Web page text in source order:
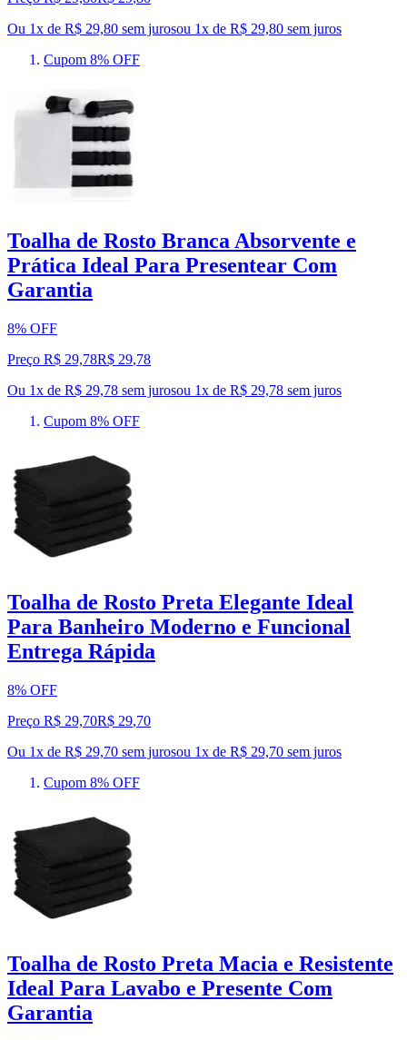
Ou 1x de R$ 29,80 sem jurosou 1x de R$ 29,80 sem juros
Cupom 8% OFF
Toalha de Rosto Branca Absorvente e
Prática Ideal Para Presentear Com
Garantia
8% OFF
Preço R$ 29,78R$ 29,78
Ou 1x de R$ 29,78 sem jurosou 1x de R$ 29,78 sem juros
Cupom 8% OFF
Toalha de Rosto Preta Elegante Ideal
Para Banheiro Moderno e Funcional
Entrega Rápida
8% OFF
Preço R$ 29,70R$ 29,70
Ou 1x de R$ 29,70 sem jurosou 1x de R$ 29,70 sem juros
Cupom 8% OFF
Toalha de Rosto Preta Macia e Resistente
Ideal Para Lavabo e Presente Com
Garantia